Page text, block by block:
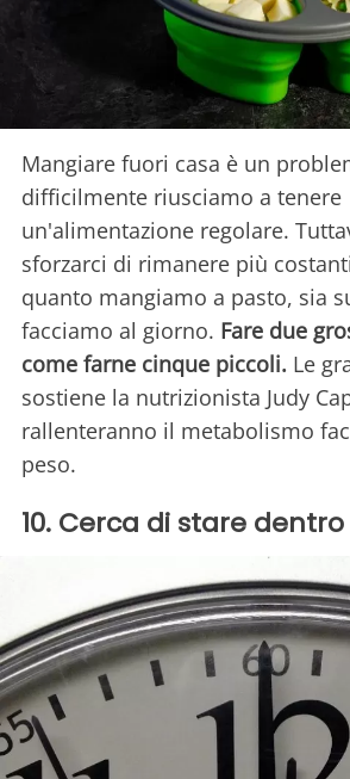
Mangiare fuori casa è un
difficilmente riusciamo a tenere
un'alimentazione regolare.
sforzarci di rimanere più
quanto mangiamo a pasto, sia
facciamo al giorno. Fare due
come farne cinque piccoli. Le
sostiene la nutrizionista Judy
rallenteranno il metabolismo
peso.
10. Cerca di stare